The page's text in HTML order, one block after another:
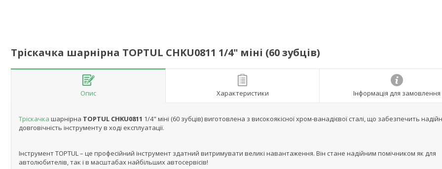
Тріскачка шарнірна TOPTUL CHKU0811 1/4" міні (60 зубців)
Опис Характеристики Інформація для замовлення
Тріскачка шарнірна TOPTUL CHKU0811 1/4" міні (60 зубців) виготовлена з високоякісної хром-ванадієвої сталі, що забезпечить
довговічність інструменту в ході експлуатації.
Інструмент TOPTUL – це професійний інструмент здатний витримувати великі навантаження. Він стане надійним помічником як для
автолюбителів, так і в масштабах найбільших автосервісів!